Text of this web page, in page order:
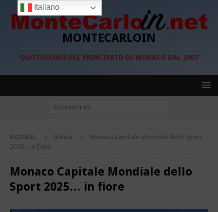
MONTECARLOIN
QUOTIDIANO DEL PRINCIPATO DI MONACO DAL 2007
ACCUEIL Média
Monaco Capitale Mondiale dello Sport
2025… in fiore
Monaco Capitale Mondiale dello
Sport 2025… in fiore
Italiano